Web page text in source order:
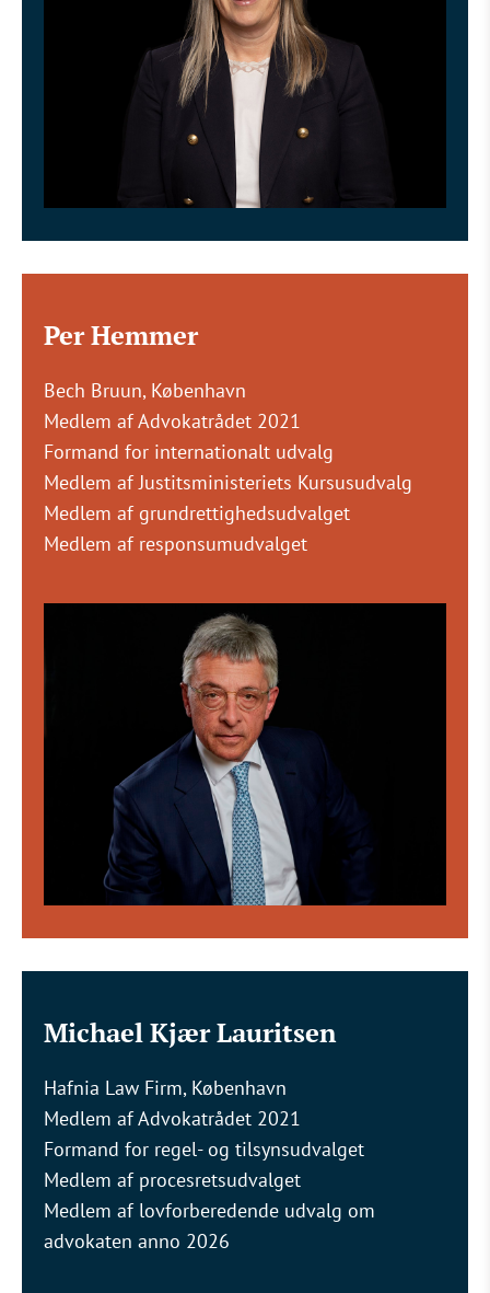
Per Hemmer
Bech Bruun, København
Medlem af Advokatrådet 2021
Formand for internationalt udvalg
Medlem af Justitsministeriets Kursusudvalg
Medlem af grundrettighedsudvalget
Medlem af responsumudvalget
Michael Kjær Lauritsen
Hafnia Law Firm, København
Medlem af Advokatrådet 2021
Formand for regel- og tilsynsudvalget
Medlem af procesretsudvalget
Medlem af lovforberedende udvalg om
advokaten anno 2026